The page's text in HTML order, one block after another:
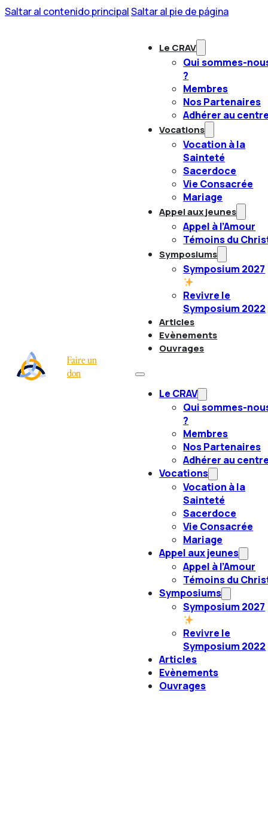
Saltar al contenido principalSaltar al pie de página
Faire un
don
Le CRAV
Qui sommes-
?
Membres
Nos Partenaires
Adhérer au
Vocations
Vocation à la
Sainteté
Sacerdoce
Vie Consacrée
Mariage
Appel aux jeunes
Appel à l’Amour
Témoins du
Symposiums
Symposium 2027
Revivre le
Symposium 2022
Articles
Evènements
Ouvrages
Le CRAV
Qui sommes-
?
Membres
Nos Partenaires
Adhérer au
Vocations
Vocation à la
Sainteté
Sacerdoce
Vie Consacrée
Mariage
Appel aux jeunes
Appel à l’Amour
Témoins du
Symposiums
Symposium 2027
Revivre le
Symposium 2022
Articles
Evènements
Ouvrages